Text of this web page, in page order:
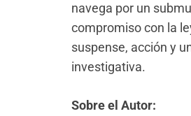
navega por un
compromiso con la
suspense, acción y
investigativa.
Sobre el Autor: